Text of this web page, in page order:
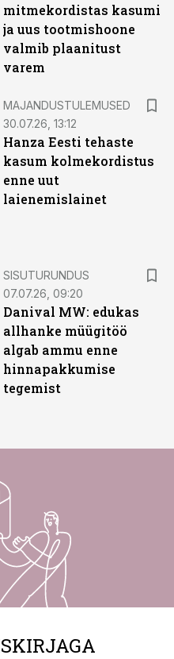
mitmekordistas kasumi
ja uus tootmishoone
valmib plaanitust
varem
MAJANDUSTULEMUSED
30.07.26, 13:12
Hanza Eesti tehaste
kasum kolmekordistus
enne uut
laienemislainet
SISUTURUNDUS
07.07.26, 09:20
Danival MW: edukas
allhanke müügitöö
algab ammu enne
hinnapakkumise
tegemist